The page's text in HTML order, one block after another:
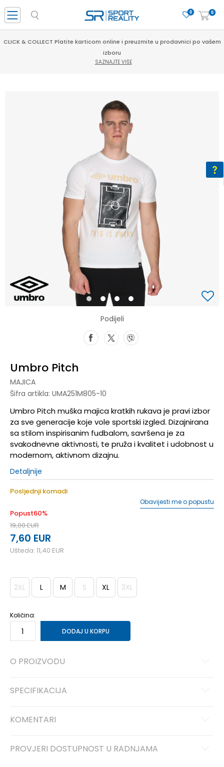
0
0
CLICK & COLLECT Platite karticom online i preuzmite u prodavnici po vašem
izboru
SAZNAJTE VIŠE
1 2 3 4
Podijeli
Umbro Pitch
MAJICA
Šifra artikla: UMA251M805-10
Umbro Pitch muška majica kratkih rukava je pravi izbor
za sve generacije koje vole sportski izgled. Dizajnirana
sa stilom inspirisanim fudbalom, savršena je za
svakodnevne aktivnosti, te pruža i kvalitet i udobnost u
modernom, aktivnom dizajnu.
Detaljnije
Posljednji komadi
Popust60%
19,00EUR
7,60 EUR
Ušteda: 11,40 EUR
Obavijesti me o popustu
2XL L M S XL 3XL
Količina:
DODAJ U KORPU
O PROIZVODU
SPECIFIKACIJA
KOMENTARI
PROVJERI DOSTUPNOST U RADNJAMA